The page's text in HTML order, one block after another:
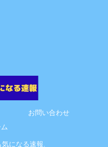
お問い合わせ
になる速報.